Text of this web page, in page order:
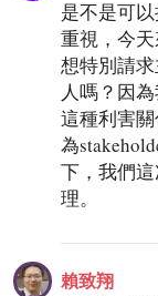
是不是可
重視，今
想特別請
人嗎？因
這種利害
為
下，我們
理。
賴致翔